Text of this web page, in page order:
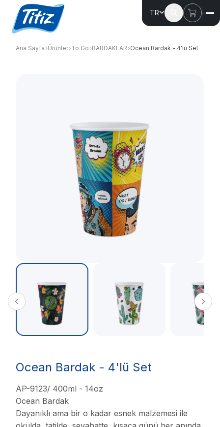
TR
Ana Sayfa Ürünler To Go BARDAKLAR Ocean Bardak - 4'lü Set
Ocean Bardak - 4'lü Set
AP-9123/ 400ml - 14oz
Ocean Bardak
Dayanıklı ama bir o kadar esnek malzemesi ile